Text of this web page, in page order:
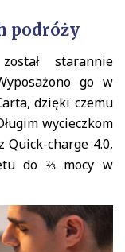
podróży
starannie
go w
dzięki czemu
wycieczkom
charge 4.0,
do ⅔ mocy w